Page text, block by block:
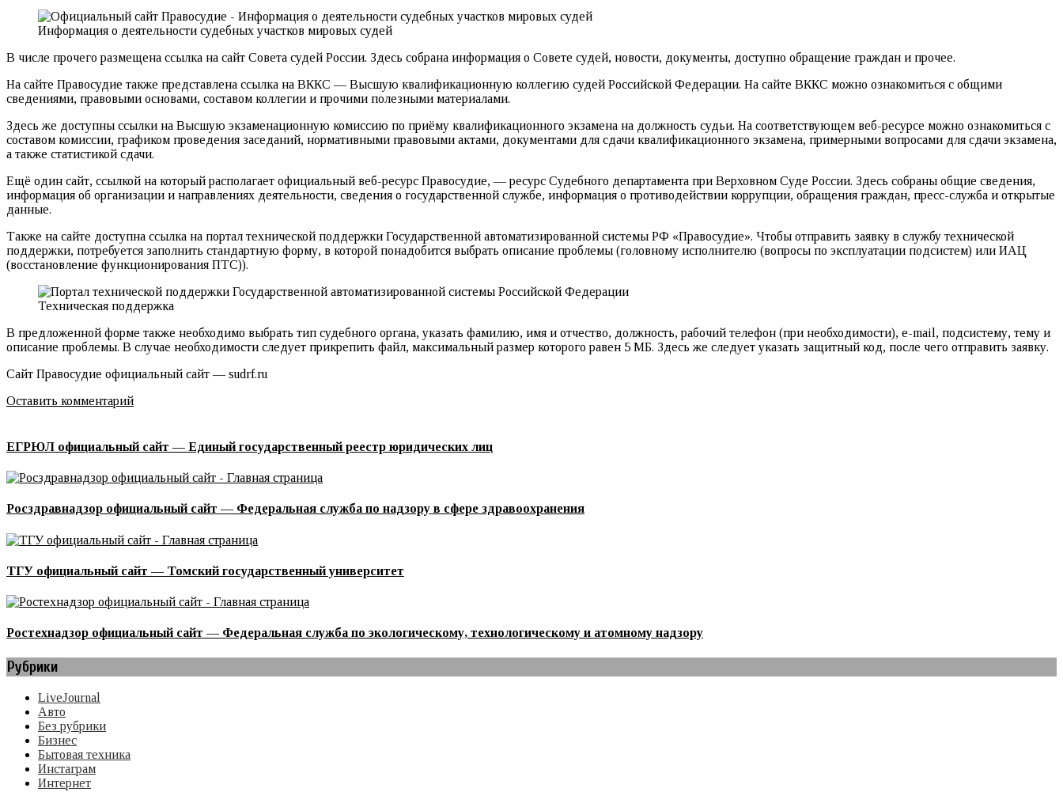
Информация о деятельности судебных участков мировых судей
В числе прочего размещена ссылка на сайт Совета судей России. Здесь собрана информация о Совете судей, новости, документы, доступно обращение граждан и прочее.
На сайте Правосудие также представлена ссылка на ВККС — Высшую квалификационную коллегию судей Российской Федерации. На сайте ВККС можно ознакомиться с общими
сведениями, правовыми основами, составом коллегии и прочими полезными материалами.
Здесь же доступны ссылки на Высшую экзаменационную комиссию по приёму квалификационного экзамена на должность судьи. На соответствующем веб-ресурсе можно ознакомиться с
составом комиссии, графиком проведения заседаний, нормативными правовыми актами, документами для сдачи квалификационного экзамена, примерными вопросами для сдачи экзамена,
а также статистикой сдачи.
Ещё один сайт, ссылкой на который располагает официальный веб-ресурс Правосудие, — ресурс Судебного департамента при Верховном Суде России. Здесь собраны общие сведения,
информация об организации и направлениях деятельности, сведения о государственной службе, информация о противодействии коррупции, обращения граждан, пресс-служба и открытые
данные.
Также на сайте доступна ссылка на портал технической поддержки Государственной автоматизированной системы РФ «Правосудие». Чтобы отправить заявку в службу технической
поддержки, потребуется заполнить стандартную форму, в которой понадобится выбрать описание проблемы (головному исполнителю (вопросы по эксплуатации подсистем) или ИАЦ
(восстановление функционирования ПТС)).
Техническая поддержка
В предложенной форме также необходимо выбрать тип судебного органа, указать фамилию, имя и отчество, должность, рабочий телефон (при необходимости), e-mail, подсистему, тему и
описание проблемы. В случае необходимости следует прикрепить файл, максимальный размер которого равен 5 МБ. Здесь же следует указать защитный код, после чего отправить заявку.
Сайт Правосудие официальный сайт — sudrf.ru
Оставить комментарий
ЕГРЮЛ официальный сайт — Единый государственный реестр юридических лиц
Росздравнадзор официальный сайт — Федеральная служба по надзору в сфере здравоохранения
ТГУ официальный сайт — Томский государственный университет
Ростехнадзор официальный сайт — Федеральная служба по экологическому, технологическому и атомному надзору
Рубрики
LiveJournal
Авто
Без рубрики
Бизнес
Бытовая техника
Инстаграм
Интернет